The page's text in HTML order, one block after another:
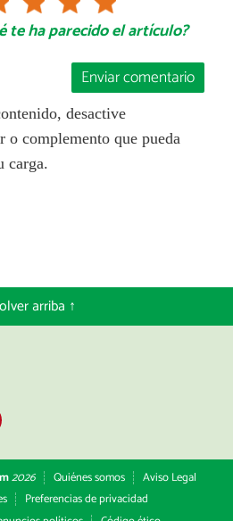
te ha parecido el artículo?
Enviar comentario
desactive
o complemento que pueda
carga.
arriba ↑
2026 Quiénes somos
Aviso Legal
Preferencias de privacidad